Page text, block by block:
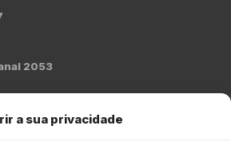
a sua privacidade
2053